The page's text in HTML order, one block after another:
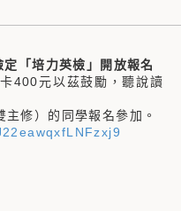
「培力英檢」開放報名
400元以茲鼓勵，聽說讀
修）的同學報名參加。